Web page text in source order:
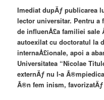
Imediat dupÄƒ publicarea
lector universitar. Pentru a
de influenÅ£a familiei sale
autoexilat cu doctoratul la
internaÅ£ionale, apoi a
Universitatea “Nicolae
externÄƒ nu l-a
Ã®n fem inism,